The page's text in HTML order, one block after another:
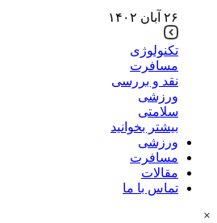
۲۶ آبان ۱۴۰۲
تکنولوژی
مسافرت
نقد و بررسی
ورزشی
سلامتی
بیشتر بخوانید
ورزشی
مسافرت
مقالات
تماس با ما
×